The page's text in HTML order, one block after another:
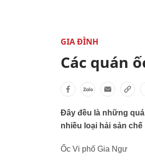
GIA ĐÌNH
Các quán
Đây đều là những
nhiều loại hải sản
Ốc Vi phố Gia Ngư